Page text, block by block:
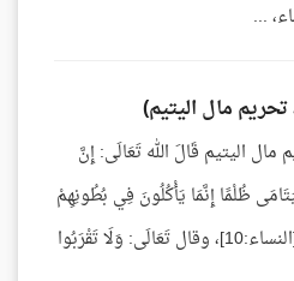
...
مال اليتيم قَالَ الله تَعَالَى: إِنَّ
ظُلْمًا إِنَّمَا يَأْكُلُونَ فِي بُطُونِهِمْ
نَارًا وَسَيَصْلَوْنَ سَعِيرًا [النساء:10]، وقال تَعَالَى: وَلَا تَقْرَبُوا